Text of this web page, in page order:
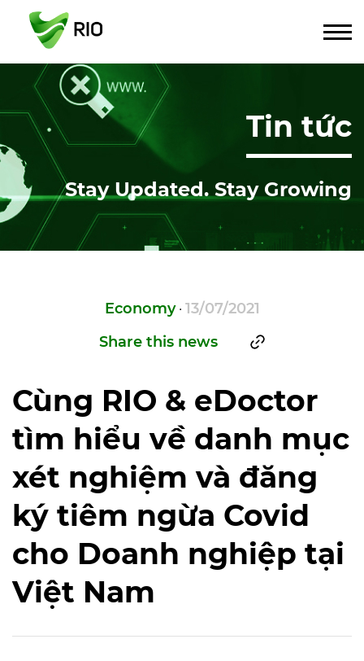
Tin tức
Stay Updated. Stay Growing
Economy· 13/07/2021
Share this news
Cùng RIO & eDoctor
tìm hiểu về danh mục
xét nghiệm và đăng
ký tiêm ngừa Covid
cho Doanh nghiệp tại
Việt Nam